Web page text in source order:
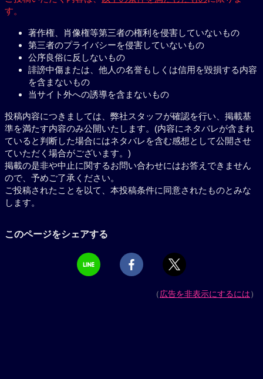
す。
著作権、肖像権等第三者の権利を侵害していないもの
第三者のプライバシーを侵害していないもの
公序良俗に反しないもの
誹謗中傷または、他人の名誉もしくは信用を毀損する内容
を含まないもの
当サイト外への誘導を含まないもの
投稿内容につきましては、弊社スタッフが確認を行い、掲載基
準を満たす内容のみ公開いたします。(内容にネタバレが含まれ
ていると判断した場合にはネタバレを含む感想として公開させ
ていただく場合がございます。)
掲載の是非や中止に関するお問い合わせにはお答えできません
ので、予めご了承ください。
ご投稿されたことを以て、本投稿条件に同意されたものとみな
します。
このページをシェアする
（広告を非表示にするには）